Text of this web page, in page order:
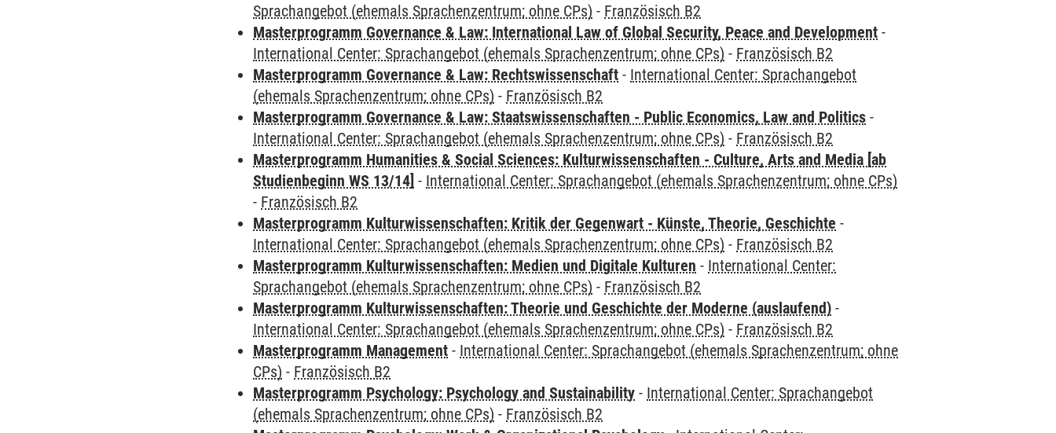
Sprachangebot (ehemals Sprachenzentrum; ohne CPs) - Französisch B2
Masterprogramm Governance & Law: International Law of Global Security, Peace and Development -
International Center: Sprachangebot (ehemals Sprachenzentrum; ohne CPs) - Französisch B2
Masterprogramm Governance & Law: Rechtswissenschaft - International Center: Sprachangebot
(ehemals Sprachenzentrum; ohne CPs) - Französisch B2
Masterprogramm Governance & Law: Staatswissenschaften - Public Economics, Law and Politics -
International Center: Sprachangebot (ehemals Sprachenzentrum; ohne CPs) - Französisch B2
Masterprogramm Humanities & Social Sciences: Kulturwissenschaften - Culture, Arts and Media [ab
Studienbeginn WS 13/14] - International Center: Sprachangebot (ehemals Sprachenzentrum; ohne CPs)
- Französisch B2
Masterprogramm Kulturwissenschaften: Kritik der Gegenwart - Künste, Theorie, Geschichte -
International Center: Sprachangebot (ehemals Sprachenzentrum; ohne CPs) - Französisch B2
Masterprogramm Kulturwissenschaften: Medien und Digitale Kulturen - International Center:
Sprachangebot (ehemals Sprachenzentrum; ohne CPs) - Französisch B2
Masterprogramm Kulturwissenschaften: Theorie und Geschichte der Moderne (auslaufend) -
International Center: Sprachangebot (ehemals Sprachenzentrum; ohne CPs) - Französisch B2
Masterprogramm Management - International Center: Sprachangebot (ehemals Sprachenzentrum; ohne
CPs) - Französisch B2
Masterprogramm Psychology: Psychology and Sustainability - International Center: Sprachangebot
(ehemals Sprachenzentrum; ohne CPs) - Französisch B2